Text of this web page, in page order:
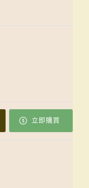
立即購買